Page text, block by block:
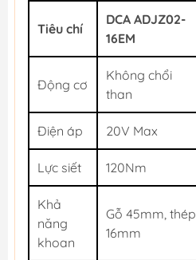
Tiêu chí
DCA ADJZ02-
16EM
Động cơ
Không chổi
than
Điện áp 20V Max
Lực siết 120Nm
Khả
năng
khoan
Gỗ 45mm, thép
16mm